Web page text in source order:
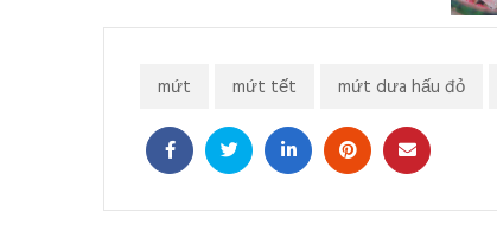
mứt mứt tết mứt dưa hấu đỏ